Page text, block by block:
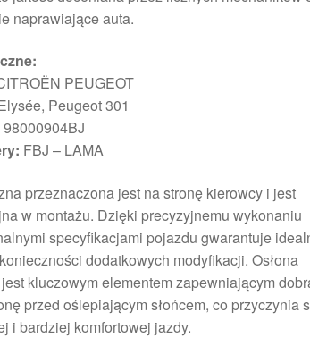
naprawiające auta.
PEUGEOT
Peugeot 301
98000904BJ
FBJ – LAMA
przeznaczona jest na stronę kierowcy i jest
w montażu. Dzięki precyzyjnemu wykonaniu
specyfikacjami pojazdu gwarantuje
dodatkowych modyfikacji. Osłona
kluczowym elementem zapewniającym
przed oślepiającym słońcem, co przyczynia
i bardziej komfortowej jazdy.